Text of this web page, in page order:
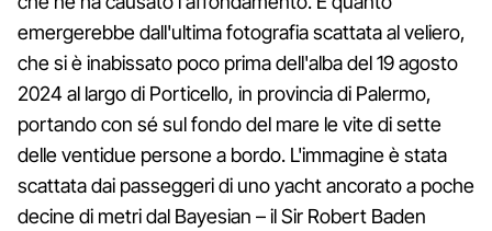
emergerebbe dall'ultima fotografia scattata al veliero,
che si è inabissato poco prima dell'alba del 19 agosto
2024 al largo di Porticello, in provincia di Palermo,
portando con sé sul fondo del mare le vite di sette
delle ventidue persone a bordo. L'immagine è stata
scattata dai passeggeri di uno yacht ancorato a poche
decine di metri dal Bayesian – il Sir Robert Baden